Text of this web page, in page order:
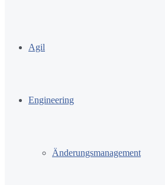
Agil
Engineering
Änderungsmanagement